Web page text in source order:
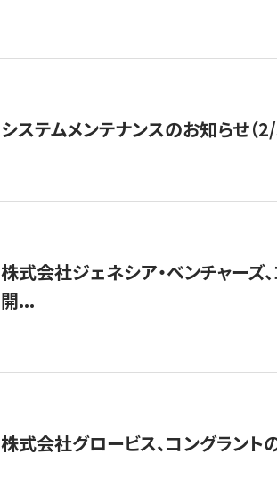
システムメンテナンスのお知らせ（
株式会社ジェネシア・ベンチャー
開...
株式会社グロービス、コングラン